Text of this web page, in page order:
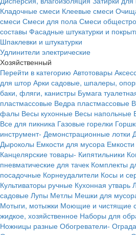
Кладочные смеси Клеевые смеси
смеси Смеси для пола Смеси
составы Фасадные штукатурки и
Шпаклевки и штукатурки
Удлинители электрические
Хозяйственный
Перейти в категорию Автотовары
для штор Арки садовые, шпалеры,
баки, фляги, канистры Бумага
пластмассовые Ведра пластмассовые
фалы Весы кухонные Весы напольные
Все для пикника Газовые горелки
инструмент- Демонстрационные лотки
Дыроколы Емкости для мусора
Канцелярские товары- Кипятильники
пневматические для тачек Комплекты
посадочные Корнеудалители Косы и
Культиваторы ручные Кухонная утварь
садовые Лупы Метлы Мешки для
Мотыги, мотыжки Моющие и чистящие
жидкое, хозяйственное Наборы для
Ножницы разные Обогреватели-